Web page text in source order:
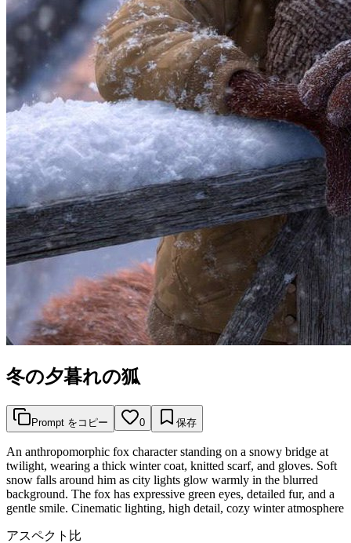
冬の夕暮れの狐
Prompt をコピー 0 保存
An anthropomorphic fox character standing on a snowy bridge at
twilight, wearing a thick winter coat, knitted scarf, and gloves. Soft
snow falls around him as city lights glow warmly in the blurred
background. The fox has expressive green eyes, detailed fur, and a
gentle smile. Cinematic lighting, high detail, cozy winter atmosphere
アスペクト比